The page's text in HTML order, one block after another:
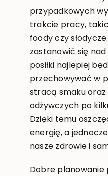
przypadkowych
trakcie pracy,
foody czy
zastanowić się
posiłki najlepiej
przechowywać w
stracą smaku
odżywczych po
Dzięki temu
energię, a
nasze zdrowie i
Dobre planowanie